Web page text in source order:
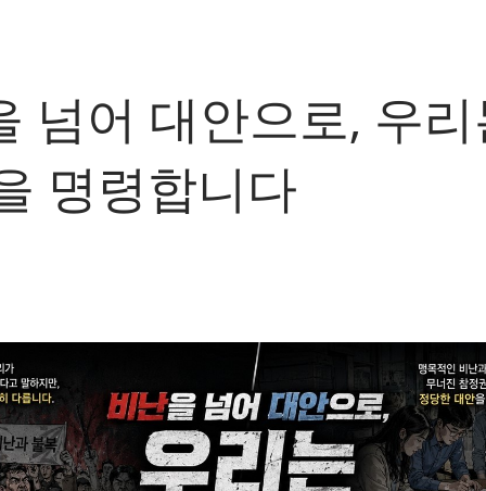
넘어 대안으로, 우
명령합니다